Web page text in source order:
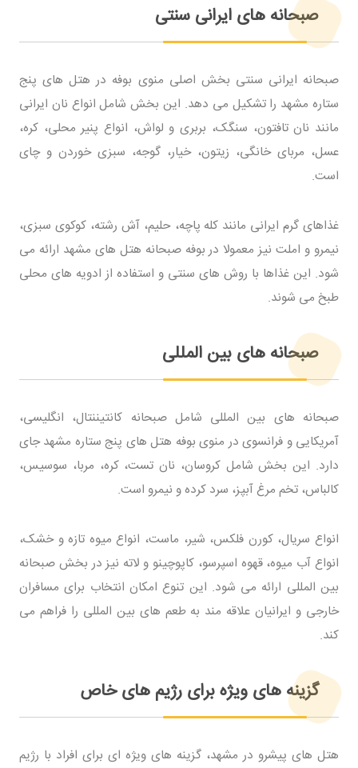
صبحانه های ایرانی سنتی
صبحانه ایرانی سنتی بخش اصلی منوی بوفه در هتل های پنج
ستاره مشهد را تشکیل می دهد. این بخش شامل انواع نان ایرانی
مانند نان تافتون، سنگک، بربری و لواش، انواع پنیر محلی، کره،
عسل، مربای خانگی، زیتون، خیار، گوجه، سبزی خوردن و چای
است.
غذاهای گرم ایرانی مانند کله پاچه، حلیم، آش رشته، کوکوی سبزی،
نیمرو و املت نیز معمولا در بوفه صبحانه هتل های مشهد ارائه می
شود. این غذاها با روش های سنتی و استفاده از ادویه های محلی
طبخ می شوند.
صبحانه های بین المللی
صبحانه های بین المللی شامل صبحانه کانتیننتال، انگلیسی،
آمریکایی و فرانسوی در منوی بوفه هتل های پنج ستاره مشهد جای
دارد. این بخش شامل کروسان، نان تست، کره، مربا، سوسیس،
کالباس، تخم مرغ آبپز، سرد کرده و نیمرو است.
انواع سریال، کورن فلکس، شیر، ماست، انواع میوه تازه و خشک،
انواع آب میوه، قهوه اسپرسو، کاپوچینو و لاته نیز در بخش صبحانه
بین المللی ارائه می شود. این تنوع امکان انتخاب برای مسافران
خارجی و ایرانیان علاقه مند به طعم های بین المللی را فراهم می
کند.
گزینه های ویژه برای رژیم های خاص
هتل های پیشرو در مشهد، گزینه های ویژه ای برای افراد با رژیم